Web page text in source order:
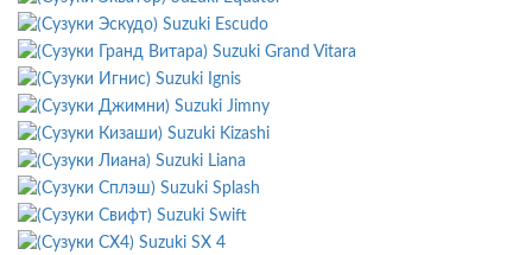
Suzuki Escudo
Suzuki Grand Vitara
Suzuki Ignis
Suzuki Jimny
Suzuki Kizashi
Suzuki Liana
Suzuki Splash
Suzuki Swift
Suzuki SX 4